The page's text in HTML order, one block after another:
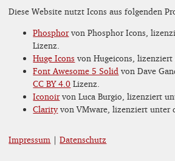
Diese Website nutzt Icons aus folgenden
Phosphorvon Phosphor Icons,
Lizenz.
Huge Icons von Hugeicons, lizenziert
Font Awesome 5 Solid von Dave
CC BY 4.0 Lizenz.
Iconoirvon Luca Burgio, lizenziert
Clarityvon VMware, lizenziert unter
Impressum |Datenschutz